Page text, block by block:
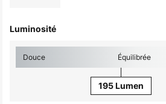
Luminosité
Douce Équilibrée
195 Lumen